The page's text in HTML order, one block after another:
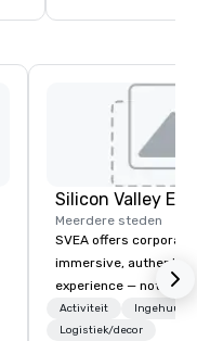
winkelen, te eten en
Meerdere steden
SVEA offers
immersive, authentic
experience — not a
transformation. We
facilitate custom
Activiteit
Logistiek/decor